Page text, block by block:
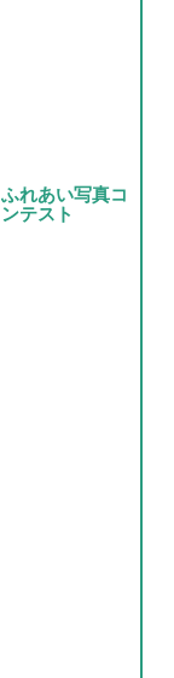
ふれあい写真コ
ンテスト